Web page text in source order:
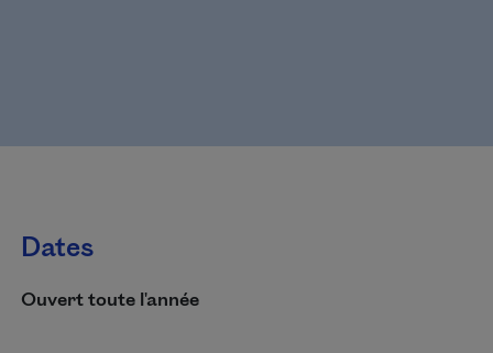
Dates
Ouvert toute l'année